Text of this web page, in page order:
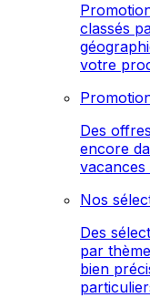
classés
votre
Des
encore
vacances
Nos
Des
par
bien